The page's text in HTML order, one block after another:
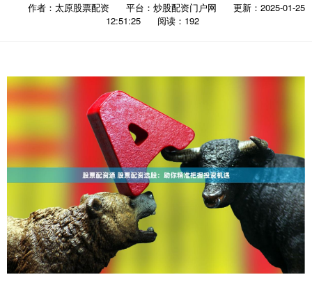
作者：太原股票配资 平台：炒股配资门户网
更新：2025-01-25
12:51:25
阅读：192